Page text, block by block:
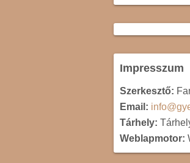
Impresszum
Szerkesztő:
Email:
Tárhely:
Weblapmotor: